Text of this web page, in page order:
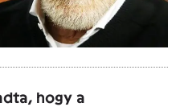
hogy a